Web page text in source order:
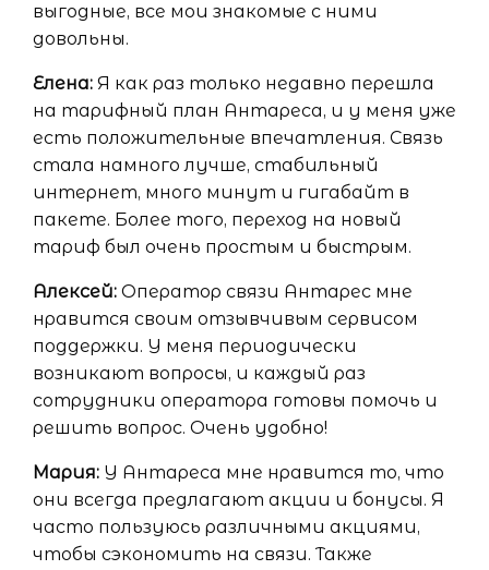
выгодные, все мои знакомые с ними
довольны.
Елена: Я как раз только недавно перешла
на тарифный план Антареса, и у меня уже
есть положительные впечатления. Связь
стала намного лучше, стабильный
интернет, много минут и гигабайт в
пакете. Более того, переход на новый
тариф был очень простым и быстрым.
Алексей: Оператор связи Антарес мне
нравится своим отзывчивым сервисом
поддержки. У меня периодически
возникают вопросы, и каждый раз
сотрудники оператора готовы помочь и
решить вопрос. Очень удобно!
Мария: У Антареса мне нравится то, что
они всегда предлагают акции и бонусы. Я
часто пользуюсь различными акциями,
чтобы сэкономить на связи. Также